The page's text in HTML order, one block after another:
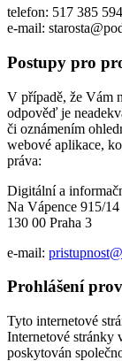
telefon: 517 385
e-mail:
Postupy pro
V případě, že Vám
odpověď je
či oznámením
webové aplikace,
práva:
Digitální a
Na Vápence 915/14
130 00 Praha 3
e-mail:
Prohlášení
Tyto internetové
Internetové stránky
poskytován